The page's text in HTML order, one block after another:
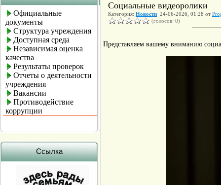
Официальные
документы
Структура учреждения
Доступная среда
Независимая оценка
качества
Результаты проверок
Отчеты о деятельности
учреждения
Вакансии
Противодействие
коррупции
Ссылка
Социальные видеоролики
Категория: Новости 24-06-2026, 01:28 от
(голосов: 0)
Представляем вашему вниманию